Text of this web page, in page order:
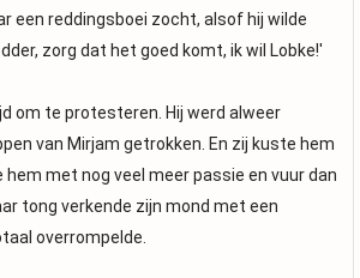
een reddingsboei zocht, alsof hij wilde
zorg dat het goed komt, ik wil Lobke!'
om te protesteren. Hij werd alweer
van Mirjam getrokken. En zij kuste hem
met nog veel meer passie en vuur dan
tong verkende zijn mond met een
overrompelde.